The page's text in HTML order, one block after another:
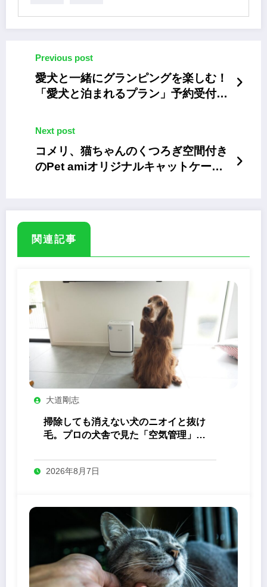
Previous post
愛犬と一緒にグランピングを楽しむ！
「愛犬と泊まれるプラン」予約受付開
Next post
コメリ、猫ちゃんのくつろぎ空間付き
のPet amiオリジナルキャットケー
関連記事
大道剛志
掃除しても消えない犬のニオイと抜け
毛。プロの犬舎で見た「空気管理」の
2026年8月7日